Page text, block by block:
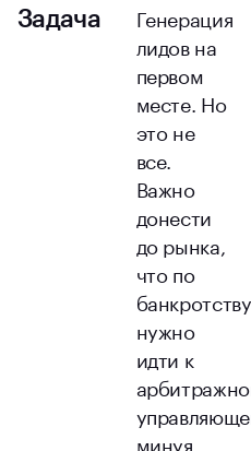
Задача
Генерация
лидов на
первом
месте. Но
это не
все.
Важно
донести
до рынка,
что по
банкротству
нужно
идти к
минуя